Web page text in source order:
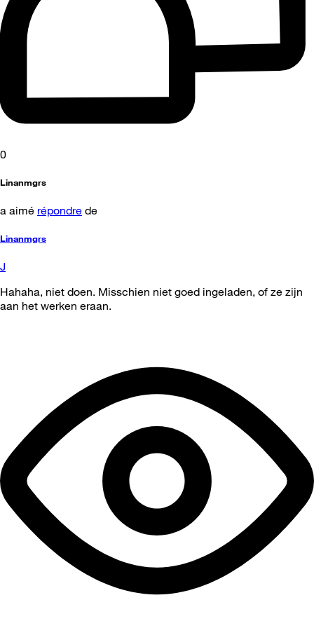
0
Linanmgrs
a aimé répondre de
Linanmgrs
J
Hahaha, niet doen. Misschien niet goed ingeladen, of ze zijn
aan het werken eraan.